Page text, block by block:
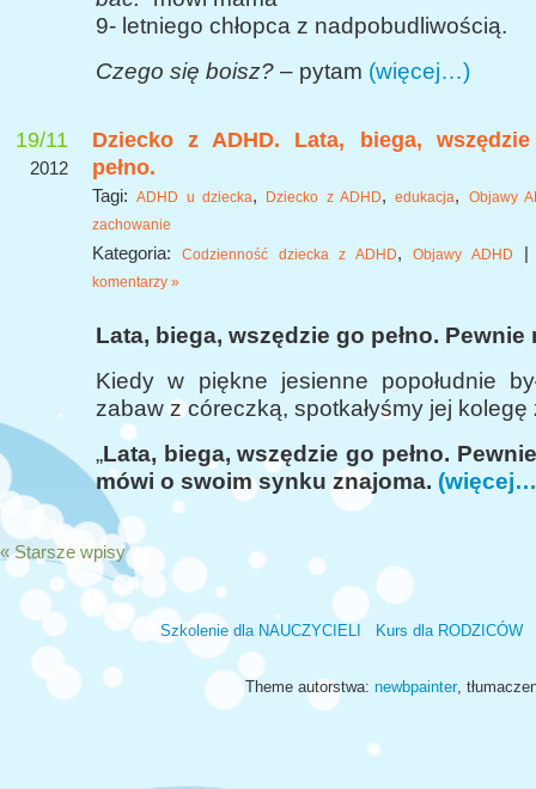
9- letniego chłopca z nadpobudliwością.
Czego się boisz? – pytam (więcej…)
19/11
2012
Dziecko z ADHD. Lata, biega,
pełno.
Tagi:ADHD u dziecka, Dziecko z ADHD,edukacja,
Objawy
zachowanie
Kategoria:Codzienność dziecka z ADHD,Objawy ADHD
komentarzy »
Lata, biega, wszędzie go pełno. Pewnie
Kiedy w piękne jesienne popołudnie
zabaw z córeczką, spotkałyśmy jej kolegę
„Lata, biega, wszędzie go pełno.
mówi o swoim synku znajoma.
« Starsze wpisy
Szkolenie dla NAUCZYCIELI Kurs dla RODZICÓW
Theme autorstwa: newbpainter ,